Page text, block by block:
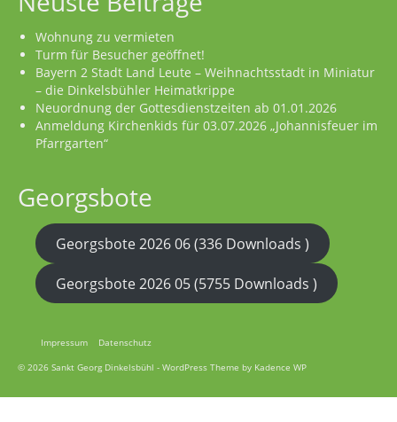
Wohnung zu vermieten
Turm für Besucher geöffnet!
Bayern 2 Stadt Land Leute – Weihnachtsstadt in Miniatur
– die Dinkelsbühler Heimatkrippe
Neuordnung der Gottesdienstzeiten ab 01.01.2026
Anmeldung Kirchenkids für 03.07.2026 „Johannisfeuer im
Pfarrgarten“
Georgsbote
Georgsbote 2026 06 (336 Downloads )
Georgsbote 2026 05 (5755 Downloads )
Impressum
Datenschutz
© 2026 Sankt Georg Dinkelsbühl - WordPress Theme by Kadence WP